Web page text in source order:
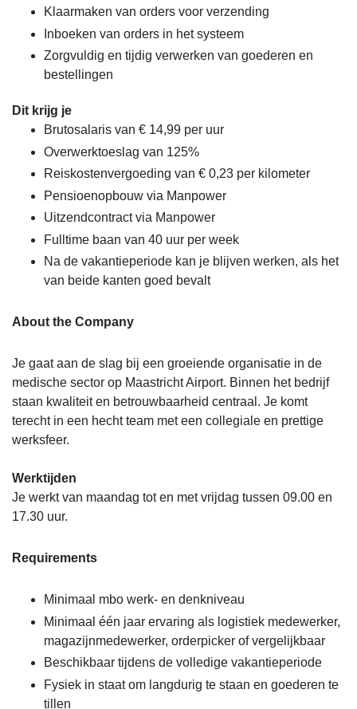
Klaarmaken van orders voor verzending
Inboeken van orders in het systeem
Zorgvuldig en tijdig verwerken van goederen en
bestellingen
Dit krijg je
Brutosalaris van € 14,99 per uur
Overwerktoeslag van 125%
Reiskostenvergoeding van € 0,23 per kilometer
Pensioenopbouw via Manpower
Uitzendcontract via Manpower
Fulltime baan van 40 uur per week
Na de vakantieperiode kan je blijven werken, als het
van beide kanten goed bevalt
About the Company
Je gaat aan de slag bij een groeiende organisatie in de
medische sector op Maastricht Airport. Binnen het bedrijf
staan kwaliteit en betrouwbaarheid centraal. Je komt
terecht in een hecht team met een collegiale en prettige
werksfeer.
Werktijden
Je werkt van maandag tot en met vrijdag tussen 09.00 en
17.30 uur.
Requirements
Minimaal mbo werk- en denkniveau
Minimaal één jaar ervaring als logistiek medewerker,
magazijnmedewerker, orderpicker of vergelijkbaar
Beschikbaar tijdens de volledige vakantieperiode
Fysiek in staat om langdurig te staan en goederen te
tillen